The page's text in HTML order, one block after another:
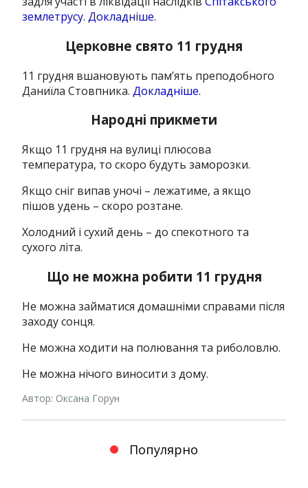
землетрусу.Докладніше.
Церковне свято 11 грудня
11 грудня вшановують пам’ять преподобного
Даниїла Стовпника.Докладніше.
Народні прикмети
Якщо 11 грудня на вулиці плюсова
температура, то скоро будуть заморозки.
Якщо сніг випав уночі – лежатиме, а якщо
пішов удень – скоро розтане.
Холодний і сухий день – до спекотного та
сухого літа.
Що не можна робити 11 грудня
Не можна займатися домашніми справами після
заходу сонця.
Не можна ходити на полювання та риболовлю.
Не можна нічого виносити з дому.
Автор: Оксана Горун
Популярно